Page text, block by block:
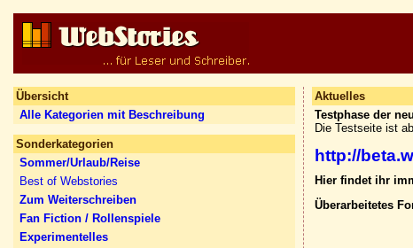
Übersicht
Alle Kategorien mit Beschreibung
Sonderkategorien
Sommer/Urlaub/Reise
Best of Webstories
Zum Weiterschreiben
Fan Fiction / Rollenspiele
Experimentelles
Aktuelles
Testphase der
Die Testseite ist
http://
Hier findet ihr
Überarbeitetes